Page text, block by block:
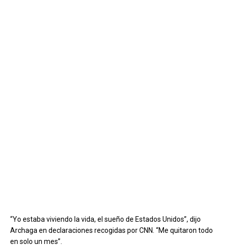
“Yo estaba viviendo la vida, el sueño de Estados Unidos”, dijo
Archaga en declaraciones recogidas por CNN. “Me quitaron todo
en solo un mes”.